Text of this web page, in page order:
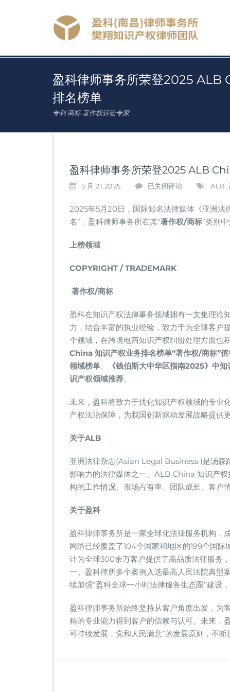
盈科律师事务所荣登2025 ALB
排名榜单
专利 商标 著作权诉讼专家
盈科律师事务所荣登2025 ALB
5 月 21,2025
盈
律
师
事
登
5
A
L
B
C
h
i
知
识
产
排
名
榜
单
已关闭评论 ALB ,
2025年5月20日，国际知名法律媒体《亚洲
名”，盈科律师事务所在其“著作权/商标”类别
上榜领域
COPYRIGHT / TRADEMARK
著作权/商标
盈科在知识产权法律事务领域拥有一支集理论
力，结合丰富的执业经验，致力于为全球客户
个领域，在跨境电商知识产权纠纷处理方面也
China 知识产权业务排名榜单“著作权/商标”
领域榜单、 《钱伯斯大中华区指南2025》中
识产权领域推荐。
未来，盈科将致力于优化知识产权领域的专业
产权法治保障，为我国创新驱动发展战略提供
关于ALB
亚洲法律杂志(Asian Legal Business )是汤
影响力的法律媒体之一。ALB China 知识产权
构的工作情况、市场占有率、团队成长、客户
关于盈科
盈科律师事务所是一家全球化法律服务机构，
网络已经覆盖了104个国家和地区的199个国
计为全球300余万客户提供了高品质法律服务
一。盈科律所多个案例入选最高人民法院典型
续加强“盈科全球一小时法律服务生态圈”建设
盈科律师事务所始终坚持从客户角度出发，为
精的专业能力得到客户的信赖与认可。未来，
可持续发展，党和人民满意”的发展原则，不